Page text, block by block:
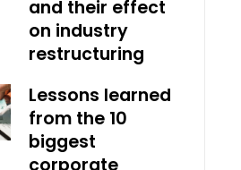
and their effect
on industry
restructuring
Lessons learned
from the 10
biggest